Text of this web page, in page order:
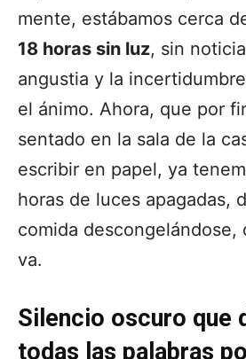
mente, estábamos cerca
18 horas sin luz, sin
angustia y la
el ánimo. Ahora, que por
sentado en la sala de la
escribir en papel, ya
horas de luces apagadas,
comida descongelándose,
va.
Silencio oscuro que
todas las palabras